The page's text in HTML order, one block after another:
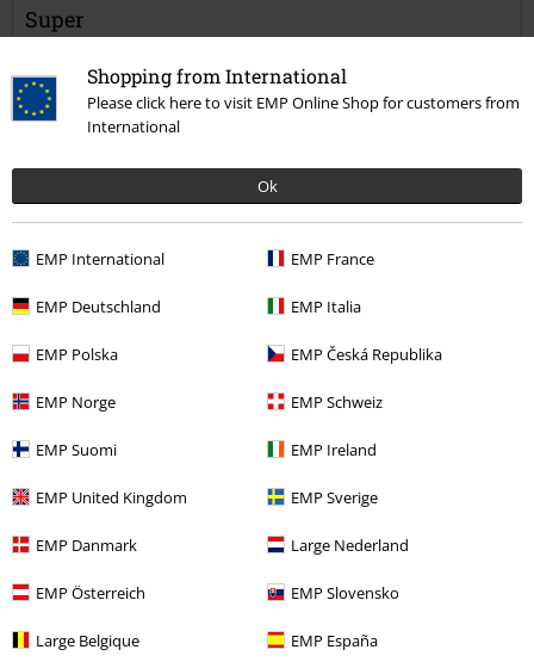
Shopping from International
Please click here to visit EMP Online Shop for customers from
International
Ok
EMP International EMP France
EMP Deutschland EMP Italia
EMP Polska EMP Česká Republika
EMP Norge EMP Schweiz
EMP Suomi EMP Ireland
EMP United Kingdom EMP Sverige
EMP Danmark Large Nederland
EMP Österreich EMP Slovensko
Large Belgique EMP España
Super
5
Passform
Weite
zu eng
perfekt
zu kurz
perfekt
Verifizierte Rezension
War diese Bewertung hilfreich für dich?
Kommentieren